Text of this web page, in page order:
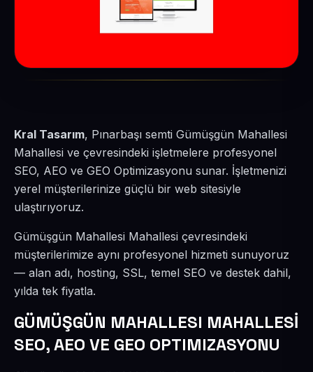
Kral Tasarım, Pınarbaşı semti Gümüşgün Mahallesi
Mahallesi ve çevresindeki işletmelere profesyonel
SEO, AEO ve GEO Optimizasyonu sunar. İşletmenizi
yerel müşterilerinize güçlü bir web sitesiyle
ulaştırıyoruz.
Gümüşgün Mahallesi Mahallesi çevresindeki
müşterilerimize aynı profesyonel hizmeti sunuyoruz
— alan adı, hosting, SSL, temel SEO ve destek dahil,
yılda tek fiyatla.
GÜMÜŞGÜN MAHALLESI MAHALLESİ
SEO, AEO VE GEO OPTIMIZASYONU